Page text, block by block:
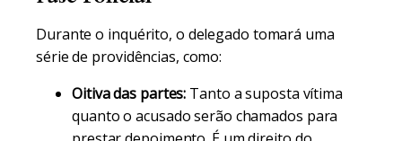
Durante o inquérito, o delegado tomará uma
série de providências, como:
Oitiva das partes: Tanto a suposta vítima
quanto o acusado serão chamados para